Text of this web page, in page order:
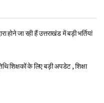
होने जा रही हैं उत्तराखंड में बड़ी भर्तियां
शिक्षकों के लिए बड़ी अपडेट , शिक्षा